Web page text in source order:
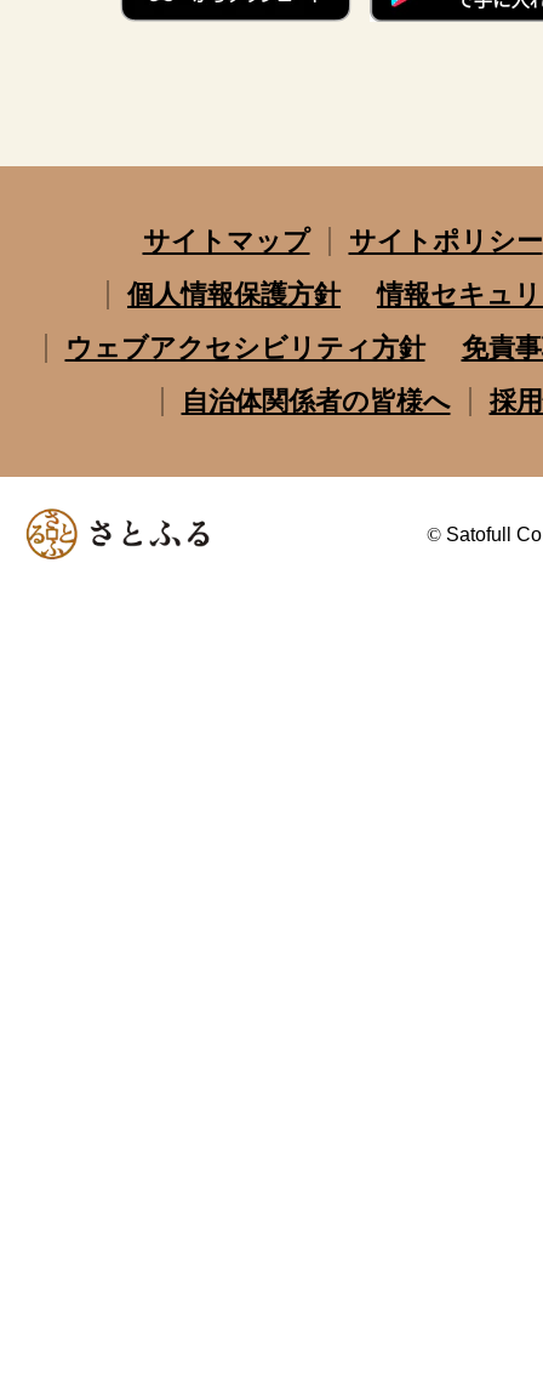
サイトマップ
サイトポリシー
個人情報保護方針
情報セキュ
ウェブアクセシビリティ方針
免責
自治体関係者の皆様へ
採
© Satofull